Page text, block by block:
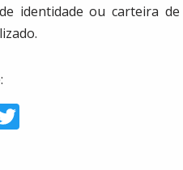
identidade ou carteira
T